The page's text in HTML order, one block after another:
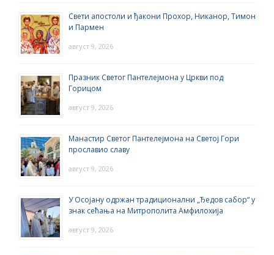
Свети апостоли и ђакони Прохор, Никанор, Тимон
и Пармен
август 9, 2026
Празник Светог Пантелејмона у Цркви под
Горицом
август 9, 2026
Манастир Светог Пантелејмона на Светој Гори
прославио славу
август 9, 2026
У Осојану одржан традиционални „Ђедов сабор“ у
знак сећања на Митрополита Амфилохија
август 9, 2026